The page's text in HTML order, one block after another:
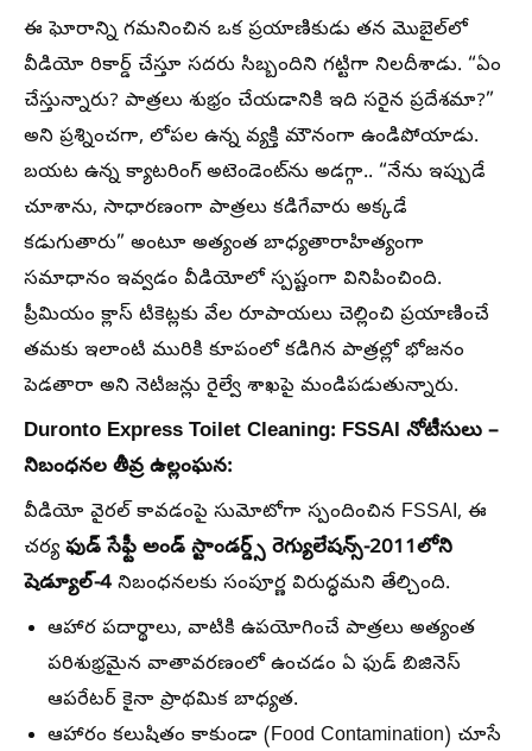
ఈ ఘోరాన్ని గమనించిన ఒక ప్రయాణికుడు తన మొబైల్‌లో
వీడియో రికార్డ్ చేస్తూ సదరు సిబ్బందిని గట్టిగా నిలదీశాడు. “ఏం
చేస్తున్నారు? పాత్రలు శుభ్రం చేయడానికి ఇది సరైన ప్రదేశమా?”
అని ప్రశ్నించగా, లోపల ఉన్న వ్యక్తి మౌనంగా ఉండిపోయాడు.
బయట ఉన్న క్యాటరింగ్ అటెండెంట్‌ను అడగ్గా.. “నేను ఇప్పుడే
చూశాను, సాధారణంగా పాత్రలు కడిగేవారు అక్కడే
కడుగుతారు” అంటూ అత్యంత బాధ్యతారాహిత్యంగా
సమాధానం ఇవ్వడం వీడియోలో స్పష్టంగా వినిపించింది.
ప్రీమియం క్లాస్ టికెట్లకు వేల రూపాయలు చెల్లించి ప్రయాణించే
తమకు ఇలాంటి మురికి కూపంలో కడిగిన పాత్రల్లో భోజనం
పెడతారా అని నెటిజన్లు రైల్వే శాఖపై మండిపడుతున్నారు.
Duronto Express Toilet Cleaning: FSSAI నోటీసులు –
నిబంధనల తీవ్ర ఉల్లంఘన:
వీడియో వైరల్ కావడంపై సుమోటోగా స్పందించిన FSSAI, ఈ
చర్య ఫుడ్ సేఫ్టీ అండ్ స్టాండర్డ్స్ రెగ్యులేషన్స్-2011లోని
షెడ్యూల్-4 నిబంధనలకు సంపూర్ణ విరుద్ధమని తేల్చింది.
ఆహార పదార్థాలు, వాటికి ఉపయోగించే పాత్రలు అత్యంత
పరిశుభ్రమైన వాతావరణంలో ఉంచడం ఏ ఫుడ్ బిజినెస్
ఆపరేటర్ కైనా ప్రాథమిక బాధ్యత.
ఆహారం కలుషితం కాకుండా (Food Contamination) చూసే